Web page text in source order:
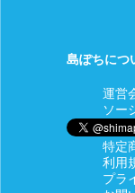
島ぽちにつ
運営
ソー
特定
利用
プラ